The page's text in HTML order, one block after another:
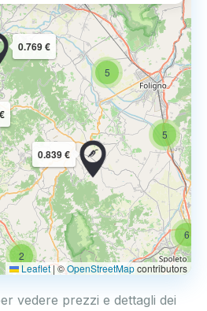
6
5
5
2
0.839 €
0.769 €
Leaflet|©OpenStreetMapcontributors
vedere prezzi e dettagli dei